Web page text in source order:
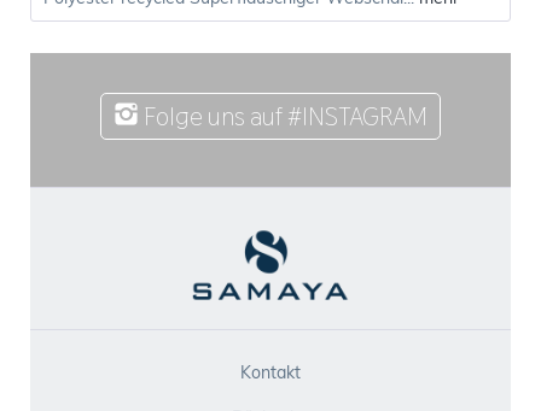
Folge uns auf #INSTAGRAM
Kontakt